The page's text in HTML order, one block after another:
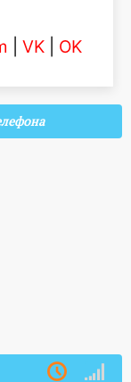
VK OK